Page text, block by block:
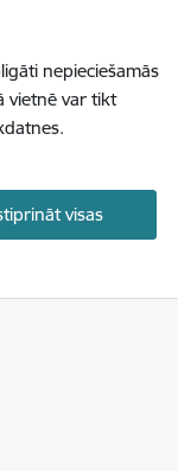
nepieciešamās
vietnē var tikt
visas